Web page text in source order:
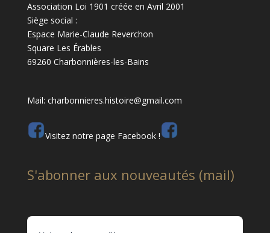
Association Loi 1901 créée en Avril 2001
Siège social :
Espace Marie-Claude Reverchon
Square Les Érables
69260 Charbonnières-les-Bains
Mail: charbonnieres.histoire@gmail.com
Visitez notre page Facebook !
S'abonner aux nouveautés (mail)